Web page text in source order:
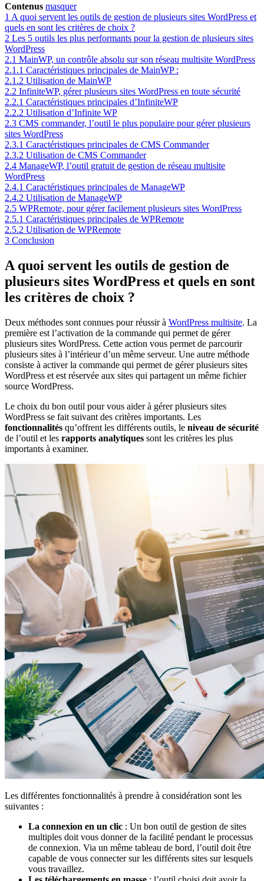
Contenus masquer
1 A quoi servent les outils de gestion de plusieurs sites WordPress et
quels en sont les critères de choix ?
2 Les 5 outils les plus performants pour la gestion de plusieurs sites
WordPress
2.1 MainWP, un contrôle absolu sur son réseau multisite WordPress
2.1.1 Caractéristiques principales de MainWP :
2.1.2 Utilisation de MainWP
2.2 InfiniteWP, gérer plusieurs sites WordPress en toute sécurité
2.2.1 Caractéristiques principales d’InfiniteWP
2.2.2 Utilisation d’Infinite WP
2.3 CMS commander, l’outil le plus populaire pour gérer plusieurs
sites WordPress
2.3.1 Caractéristiques principales de CMS Commander
2.3.2 Utilisation de CMS Commander
2.4 ManageWP, l’outil gratuit de gestion de réseau multisite
WordPress
2.4.1 Caractéristiques principales de ManageWP
2.4.2 Utilisation de ManageWP
2.5 WPRemote, pour gérer facilement plusieurs sites WordPress
2.5.1 Caractéristiques principales de WPRemote
2.5.2 Utilisation de WPRemote
3 Conclusion
A quoi servent les outils de gestion de
plusieurs sites WordPress et quels en sont
les critères de choix ?
Deux méthodes sont connues pour réussir à WordPress multisite. La
première est l’activation de la commande qui permet de gérer
plusieurs sites WordPress. Cette action vous permet de parcourir
plusieurs sites à l’intérieur d’un même serveur. Une autre méthode
consiste à activer la commande qui permet de gérer plusieurs sites
WordPress et est réservée aux sites qui partagent un même fichier
source WordPress.
Le choix du bon outil pour vous aider à gérer plusieurs sites
WordPress se fait suivant des critères importants. Les
fonctionnalités qu’offrent les différents outils, le niveau de sécurité
de l’outil et les rapports analytiques sont les critères les plus
importants à examiner.
Les différentes fonctionnalités à prendre à considération sont les
suivantes :
La connexion en un clic : Un bon outil de gestion de sites
multiples doit vous donner de la facilité pendant le processus
de connexion. Via un même tableau de bord, l’outil doit être
capable de vous connecter sur les différents sites sur lesquels
vous travaillez.